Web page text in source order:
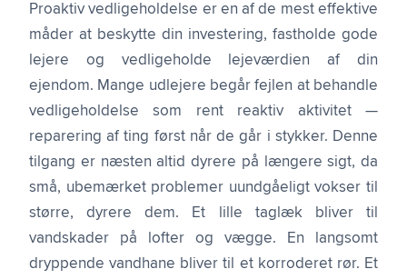
Proaktiv vedligeholdelse er en af de mest effektive
måder at beskytte din investering, fastholde gode
lejere og vedligeholde lejeværdien af din
ejendom. Mange udlejere begår fejlen at behandle
vedligeholdelse som rent reaktiv aktivitet —
reparering af ting først når de går i stykker. Denne
tilgang er næsten altid dyrere på længere sigt, da
små, ubemærket problemer uundgåeligt vokser til
større, dyrere dem. Et lille taglæk bliver til
vandskader på lofter og vægge. En langsomt
dryppende vandhane bliver til et korroderet rør. Et